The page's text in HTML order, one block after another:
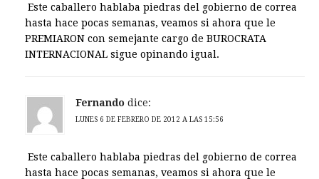
Este caballero hablaba piedras del gobierno de correa
hasta hace pocas semanas, veamos si ahora que le
PREMIARON con semejante cargo de BUROCRATA
INTERNACIONAL sigue opinando igual.
Fernando dice:
LUNES 6 DE FEBRERO DE 2012 A LAS 15:56
Este caballero hablaba piedras del gobierno de correa
hasta hace pocas semanas, veamos si ahora que le